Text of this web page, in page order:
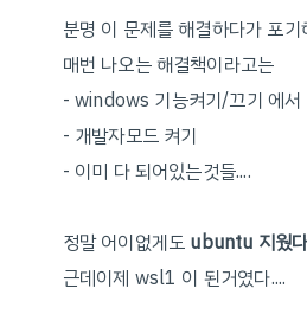
분명 이 문제를 해결하다가 포기
매번 나오는 해결책이라고는
- windows 기능켜기/끄기 에서
- 개발자모드 켜기
- 이미 다 되어있는것들....
정말 어이없게도 ubuntu 지웠
근데이제 wsl1 이 된거였다....